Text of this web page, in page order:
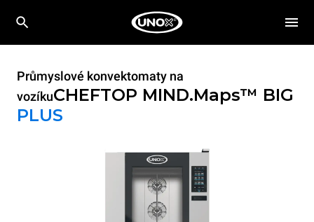
Průmyslové konvektomaty na
vozíkuCHEFTOP MIND.Maps™ BIG
PLUS